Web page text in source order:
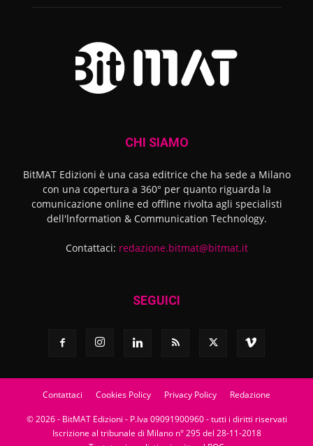
CHI SIAMO
BitMAT Edizioni è una casa editrice che ha sede a Milano
con una copertura a 360° per quanto riguarda la
comunicazione online ed offline rivolta agli specialisti
dell'lnformation & Communication Technology.
Contattaci: redazione.bitmat@bitmat.it
SEGUICI
Contattaci Cookies Policy Privacy Policy Redazione
© 2026 - BitMAT Edizioni - P.Iva 09091900960 - tutti i diritti riservati
Iscrizione al tribunale di Milano n° 295 del 28-11-2018